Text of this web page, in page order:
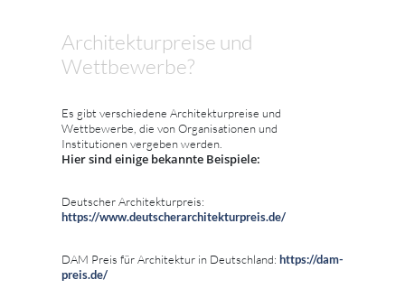
Architekturpreise und
Wettbewerbe?
Es gibt verschiedene Architekturpreise und
Wettbewerbe, die von Organisationen und
Institutionen vergeben werden.
Hier sind einige bekannte Beispiele:
Deutscher Architekturpreis:
https://www.deutscherarchitekturpreis.de/
DAM Preis für Architektur in Deutschland: https://dam-
preis.de/